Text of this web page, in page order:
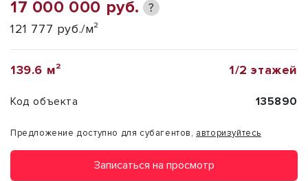
17 000 000 руб. ?
121 777 руб./м²
139.6 м² 1/2 этажей
Код объекта 135890
Предложение доступно для субагентов, авторизуйтесь
Записаться на просмотр